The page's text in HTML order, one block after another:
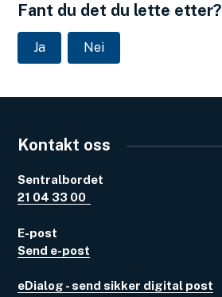
Fant du det du lette etter?
Ja Nei
Kontakt oss
Sentralbordet
21 04 33 00
E-post
Send e-post
eDialog - send sikker digital post